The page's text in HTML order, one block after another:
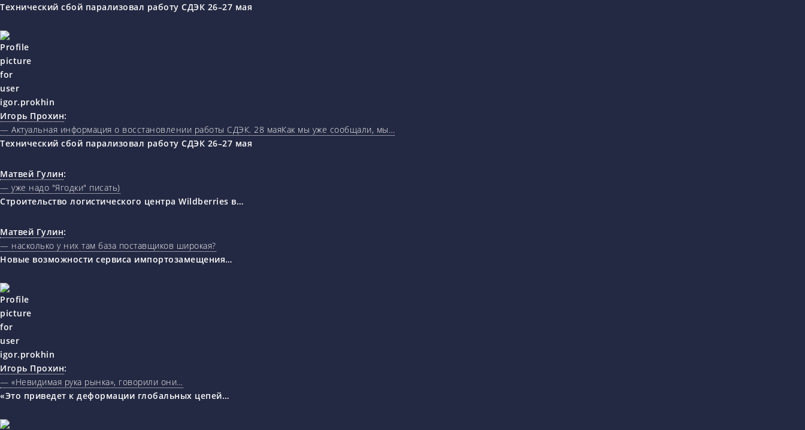
Технический сбой парализовал работу СДЭК 26–27 мая
Игорь Прохин:
— Актуальная информация о восстановлении работы СДЭК. 28 маяКак мы уже сообщали, мы…
Технический сбой парализовал работу СДЭК 26–27 мая
Матвей Гулин:
— уже надо "Ягодки" писать)
Строительство логистического центра Wildberries в…
Матвей Гулин:
— насколько у них там база поставщиков широкая?
Новые возможности сервиса импортозамещения…
Игорь Прохин:
— «Невидимая рука рынка», говорили они…
«Это приведет к деформации глобальных цепей…